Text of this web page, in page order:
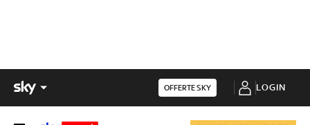
OFFERTE SKY LOGIN